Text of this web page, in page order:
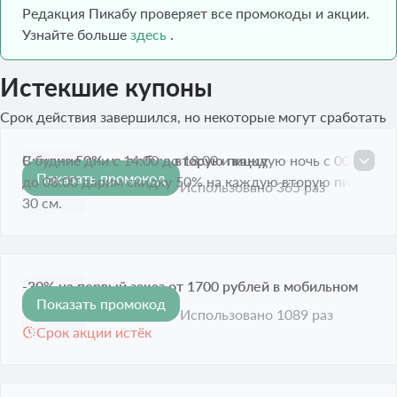
Редакция Пикабу проверяет все промокоды и акции.
Узнайте больше здесь .
Истекшие купоны
Срок действия завершился, но некоторые могут сработать
-50%
Скидка 50% на любую вторую пиццу
Срок акции истёк
В будние дни с 14:00 до 18:00 и каждую ночь с 00:00
до 08:00 дарим скидку 50% на каждую вторую пиццу
30 см.
Показать промокод
Использовано 365 раз
-30%
-30% на первый заказ от 1700 рублей в мобильном
приложении
Срок акции истёк
Показать промокод
Использовано 1089 раз